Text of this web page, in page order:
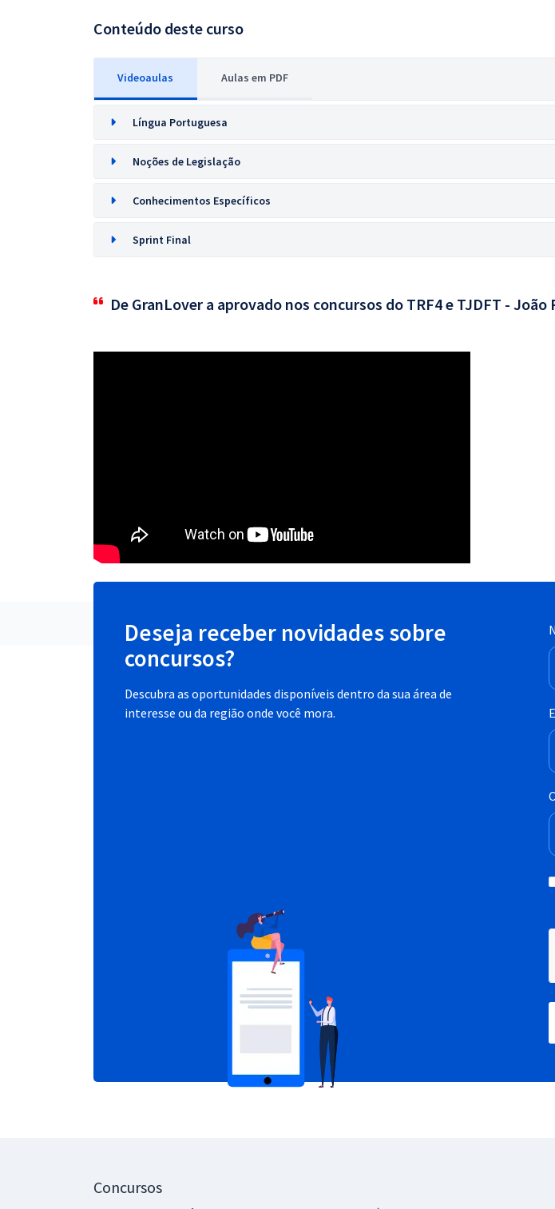
Conteúdo deste curso
Videoaulas Aulas em PDF
Língua Portuguesa
Noções de Legislação
Conhecimentos Específicos
Sprint Final
De GranLover a aprovado nos concursos do TRF4 e TJDFT - João
Deseja receber novidades sobre
concursos?
Descubra as oportunidades disponíveis dentro da sua área de
interesse ou da região onde você mora.
Concursos